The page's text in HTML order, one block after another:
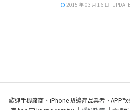
2015 年 03 月 16 日 -
歡迎手機廠商、iPhone 周邊產品業者、APP